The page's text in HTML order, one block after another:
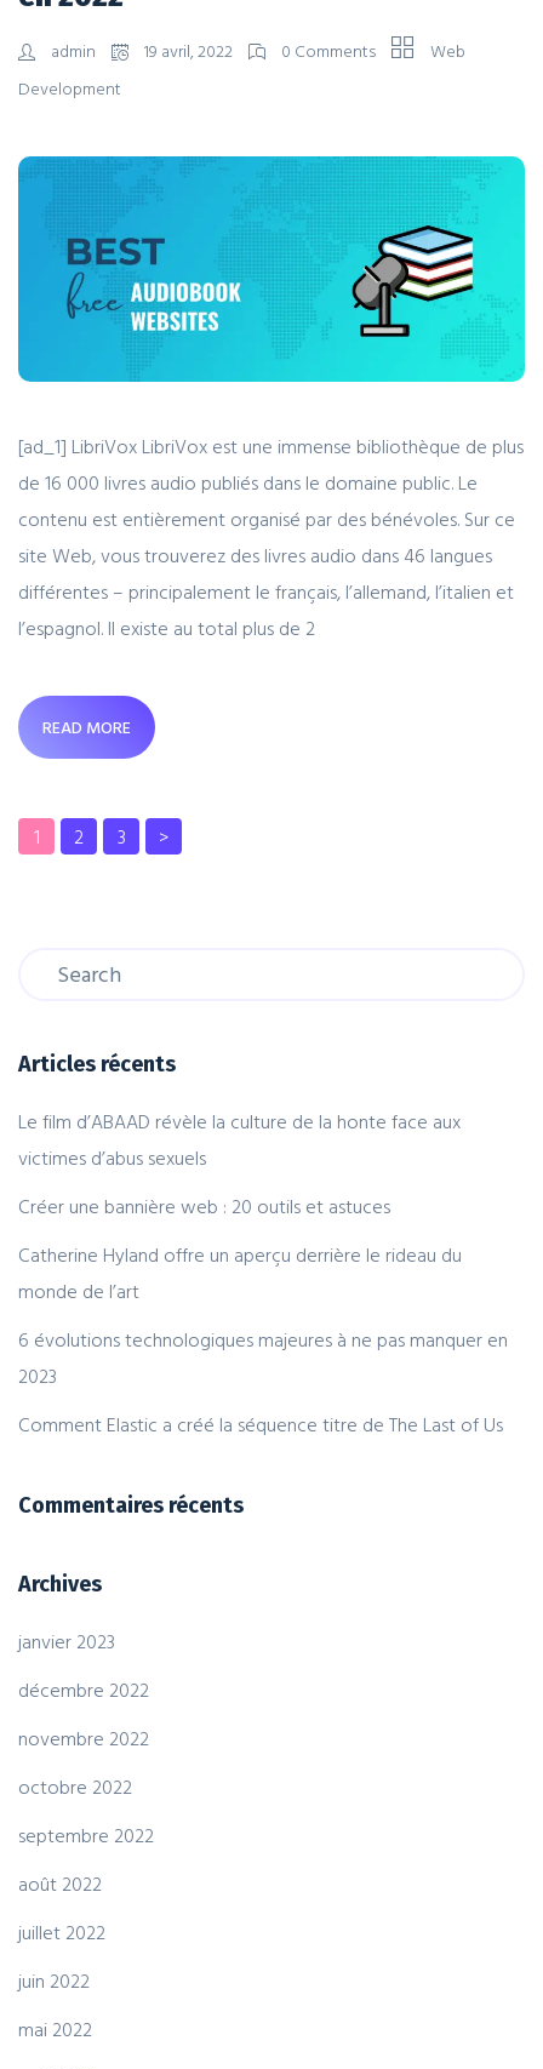
admin 19 avril, 2022 0 Comments
Web
Development
[ad_1] LibriVox LibriVox est une immense bibliothèque de plus
de 16 000 livres audio publiés dans le domaine public. Le
contenu est entièrement organisé par des bénévoles. Sur ce
site Web, vous trouverez des livres audio dans 46 langues
différentes – principalement le français, l’allemand, l’italien et
l’espagnol. Il existe au total plus de 2
READ MORE
1 2 3 >
Articles récents
Le film d’ABAAD révèle la culture de la honte face aux
victimes d’abus sexuels
Créer une bannière web : 20 outils et astuces
Catherine Hyland offre un aperçu derrière le rideau du
monde de l’art
6 évolutions technologiques majeures à ne pas manquer en
2023
Comment Elastic a créé la séquence titre de The Last of Us
Commentaires récents
Archives
janvier 2023
décembre 2022
novembre 2022
octobre 2022
septembre 2022
août 2022
juillet 2022
juin 2022
mai 2022